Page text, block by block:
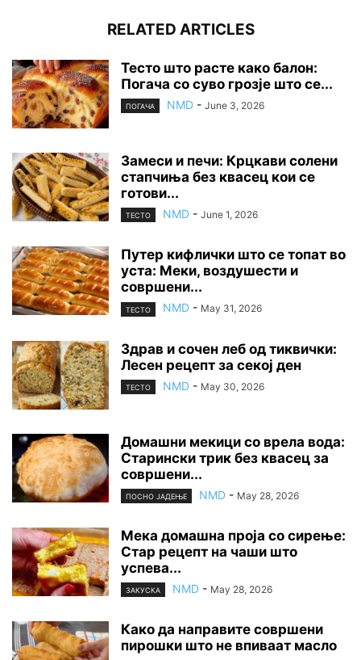
RELATED ARTICLES
Тесто што расте како балон:
Погача со суво грозје што се...
ПОГАЧА NMD - June 3, 2026
Замеси и печи: Крцкави солени
стапчиња без квасец кои се
готови...
ТЕСТО NMD - June 1, 2026
Путер кифлички што се топат во
уста: Меки, воздушести и
совршени...
ТЕСТО NMD - May 31, 2026
Здрав и сочен леб од тиквички:
Лесен рецепт за секој ден
ТЕСТО NMD - May 30, 2026
Домашни мекици со врела вода:
Старински трик без квасец за
совршени...
ПОСНО ЈАДЕЊЕ NMD - May 28, 2026
Мека домашна проја со сирење:
Стар рецепт на чаши што
успева...
ЗАКУСКА NMD - May 28, 2026
Како да направите совршени
пирошки што не впиваат масло